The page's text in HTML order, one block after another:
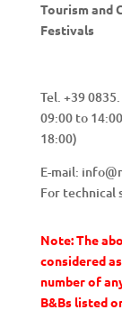
Tourism and
Festivals
Tel. +39
09:00 to
18:00)
E-mail:
For technical
Note: The
considered
number of
B&Bs listed